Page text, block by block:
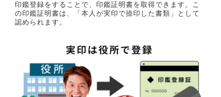
印鑑登録をすることで、印鑑証明書を取得できます。こ
の印鑑証明書は、「本人が実印で捺印した書類」として
認められます。